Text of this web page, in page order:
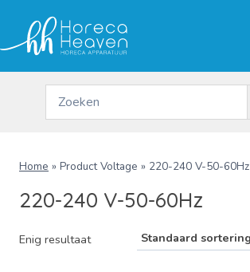
inhoud
Home » Product Voltage » 220-240 V-50-60Hz
220-240 V-50-60Hz
Enig resultaat